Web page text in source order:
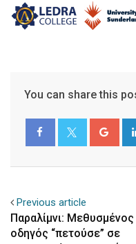
You can share this
Previous article
Παραλίμνι: Μεθυσμένος
οδηγός “πετούσε” σε